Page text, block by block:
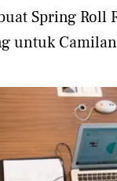
Spring Roll
untuk Camilan